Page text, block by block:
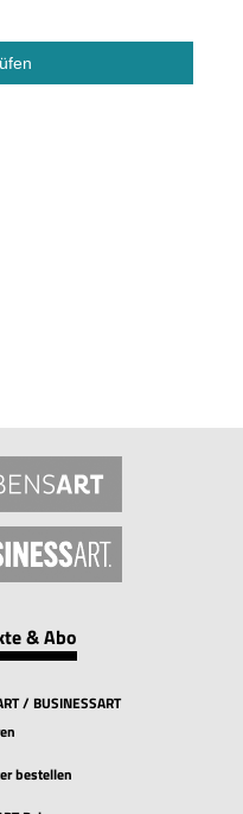
& Abo
/ BUSINESSART
bestellen